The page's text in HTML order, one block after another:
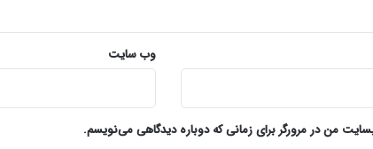
وب‌ سایت
من در مرورگر برای زمانی که دوباره دیدگاهی می‌نویسم.